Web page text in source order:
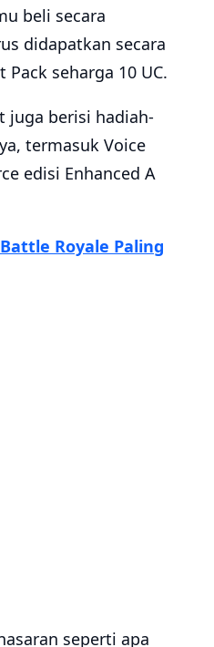
beli secara
didapatkan secara
seharga 10 UC.
juga berisi hadiah-
termasuk Voice
edisi Enhanced A
Royale Paling
seperti apa